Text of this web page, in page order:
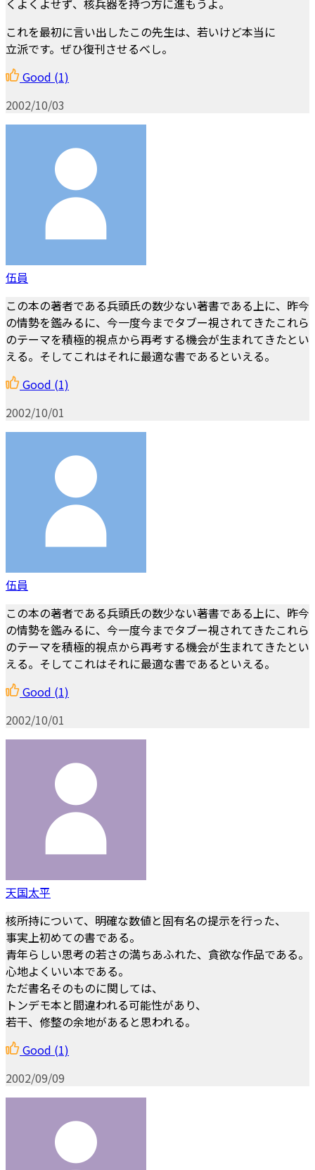
これを最初に言い出したこの先生は、若いけど本当に
立派です。ぜひ復刊させるべし。
Good (1)
2002/10/03
伍員
この本の著者である兵頭氏の数少ない著書である上に、昨今
の情勢を鑑みるに、今一度今までタブー視されてきたこれら
のテーマを積極的視点から再考する機会が生まれてきたとい
える。そしてこれはそれに最適な書であるといえる。
Good (1)
2002/10/01
伍員
この本の著者である兵頭氏の数少ない著書である上に、昨今
の情勢を鑑みるに、今一度今までタブー視されてきたこれら
のテーマを積極的視点から再考する機会が生まれてきたとい
える。そしてこれはそれに最適な書であるといえる。
Good (1)
2002/10/01
天国太平
核所持について、明確な数値と固有名の提示を行った、
事実上初めての書である。
青年らしい思考の若さの満ちあふれた、貪欲な作品である。
心地よくいい本である。
ただ書名そのものに関しては、
トンデモ本と間違われる可能性があり、
若干、修整の余地があると思われる。
Good (1)
2002/09/09